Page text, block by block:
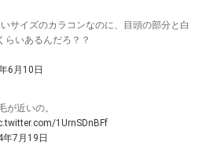
サイズのカラコンなのに、目頭の部分と白
らいあるんだろ？？
6月10日
が近いの。
1UrnSDnBFf
7月19日